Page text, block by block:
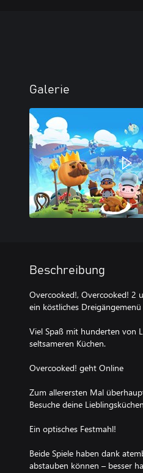
Galerie
Beschreibung
Overcooked!, Overcooked! 2
ein köstliches
Viel Spaß mit hunderten von
seltsameren Küchen.
Overcooked! geht Online
Zum allerersten Mal
Besuche deine
Ein optisches Festmahl!
Beide Spiele haben dank
abstauben können – besser